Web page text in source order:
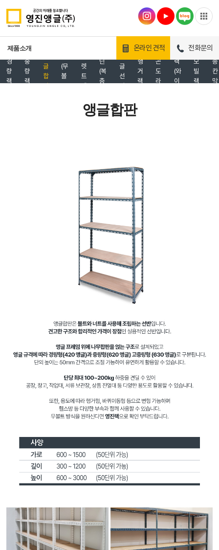
제품소개 온라인 견적 전화문의
경
량
랙
중
량
랙
글
합
판
영
(무
볼
트
렛
트
랙
닌
(복
층
글
선
반
행
거
랙
곤
도
라
탈
랙
(와
이
모
빌
랙
각
종
칸
막
앵글합판